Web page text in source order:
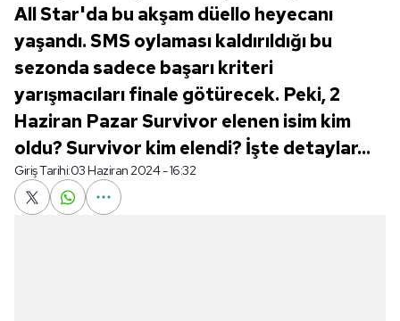
All Star'da bu akşam düello heyecanı
yaşandı. SMS oylaması kaldırıldığı bu
sezonda sadece başarı kriteri
yarışmacıları finale götürecek. Peki, 2
Haziran Pazar Survivor elenen isim kim
oldu? Survivor kim elendi? İşte detaylar...
Giriş Tarihi:03 Haziran 2024 - 16:32